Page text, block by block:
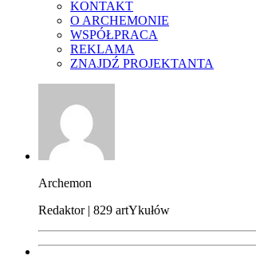
KONTAKT
O ARCHEMONIE
WSPÓŁPRACA
REKLAMA
ZNAJDŹ PROJEKTANTA
Archemon
Redaktor | 829 artYkułów